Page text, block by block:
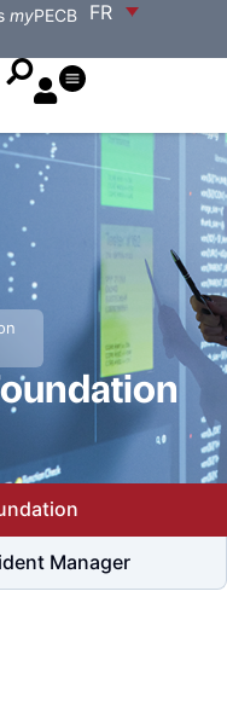
FR
myPECB
Manager